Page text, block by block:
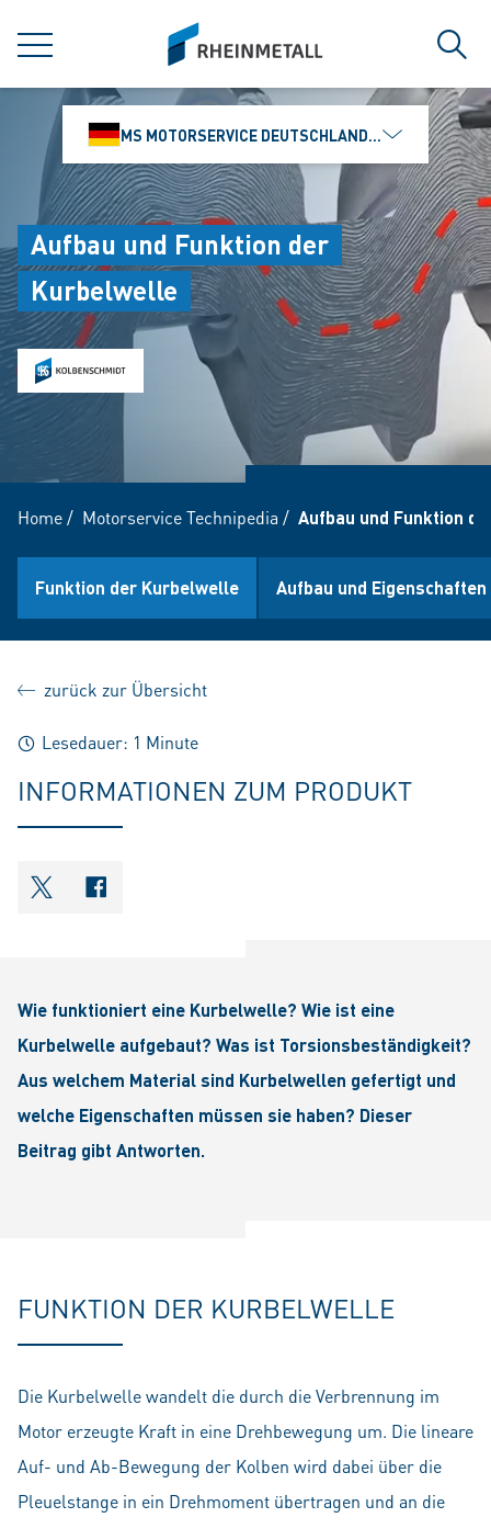
MENÜ
siteLogo
MS MOTORSERVICE DEUTSCHLAND GMBH
Aufbau und Funktion der
Kurbelwelle
Home/ Motorservice Technipedia / Aufbau und Funktion
Funktion der Kurbelwelle Aufbau und Eigenschaften
zurück zur Übersicht
Lesedauer: 1 Minute
INFORMATIONEN ZUM PRODUKT
shareOntwitter
shareOnfacebook
Wie funktioniert eine Kurbelwelle? Wie ist eine
Kurbelwelle aufgebaut? Was ist Torsionsbeständigkeit?
Aus welchem Material sind Kurbelwellen gefertigt und
welche Eigenschaften müssen sie haben? Dieser
Beitrag gibt Antworten.
FUNKTION DER KURBELWELLE
Die Kurbelwelle wandelt die durch die Verbrennung im
Motor erzeugte Kraft in eine Drehbewegung um. Die lineare
Auf- und Ab-Bewegung der Kolben wird dabei über die
Pleuelstange in ein Drehmoment übertragen und an die